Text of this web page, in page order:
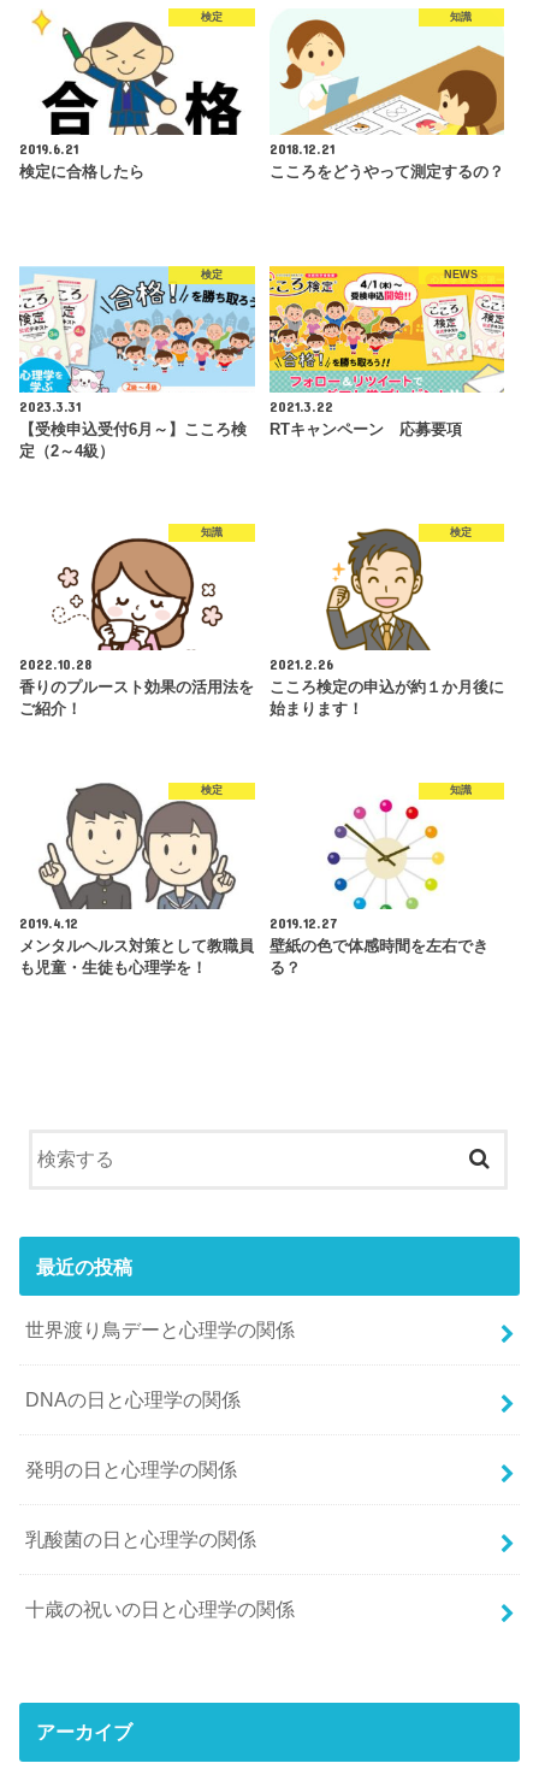
検定
2019.6.21
検定に合格したら
知識
2018.12.21
こころをどうやって測定するの？
検定
2023.3.31
【受検申込受付6月～】こころ検
定（2～4級）
NEWS
2021.3.22
RTキャンペーン 応募要項
知識
2022.10.28
香りのプルースト効果の活用法を
ご紹介！
検定
2021.2.26
こころ検定の申込が約１か月後に
始まります！
検定
2019.4.12
メンタルヘルス対策として教職員
も児童・生徒も心理学を！
知識
2019.12.27
壁紙の色で体感時間を左右でき
る？
最近の投稿
世界渡り鳥デーと心理学の関係
DNAの日と心理学の関係
発明の日と心理学の関係
乳酸菌の日と心理学の関係
十歳の祝いの日と心理学の関係
アーカイブ